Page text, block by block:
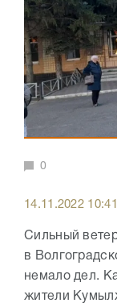
0
14.11.2022 10:41
Сильный
в
немало дел.
жители